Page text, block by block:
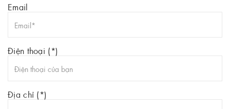
Email
Điện thoại (*)
Địa chỉ (*)